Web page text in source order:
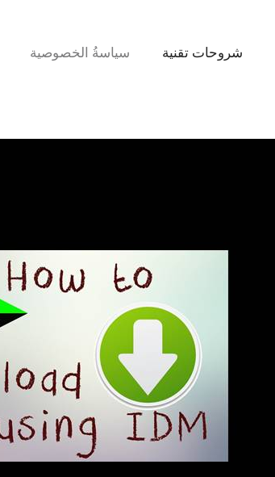
شروحات تقنية سياسةُ الخصوصية